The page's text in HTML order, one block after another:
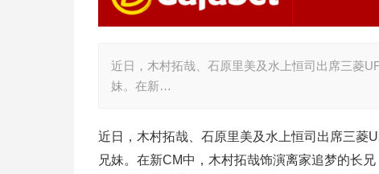
近日，木村拓哉、石原里美及水上恒司出席三菱
妹。在新…
近日，木村拓哉、石原里美及水上恒司出席三菱
兄妹。在新CM中，木村拓哉饰演离家追梦的长